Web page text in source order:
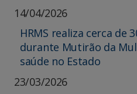
14/04/2026
HRMS realiza cerca de
durante Mutirão da
saúde no Estado
23/03/2026